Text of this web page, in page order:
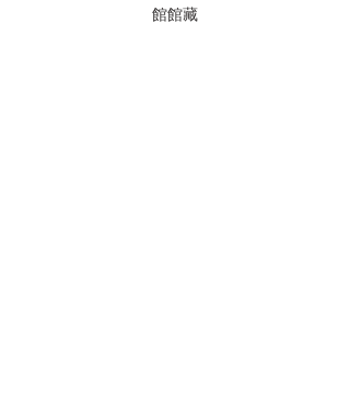
館館藏